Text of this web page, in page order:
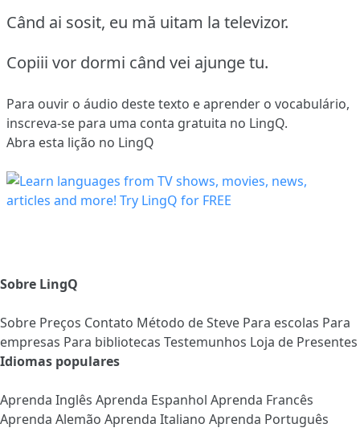
Când ai sosit, eu mă uitam la televizor.
Copiii vor dormi când vei ajunge tu.
Para ouvir o áudio deste texto e aprender o vocabulário,
inscreva-se para uma conta gratuita no LingQ.
Abra esta lição no LingQ
Sobre LingQ
Sobre Preços Contato Método de Steve Para escolas Para
empresas Para bibliotecas Testemunhos Loja de Presentes
Idiomas populares
Aprenda Inglês Aprenda Espanhol Aprenda Francês
Aprenda Alemão Aprenda Italiano Aprenda Português